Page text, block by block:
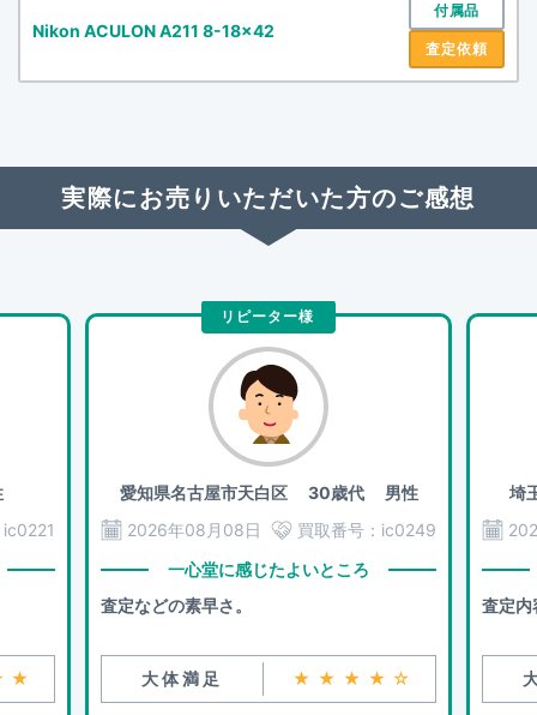
Nikon ACULON A211 8-18x42
付属品
査定依頼
実際にお売りいただいた方のご感想
ic0221
リピーター様
愛知県名古屋市天白区30歳代 男性
2026年08月08日
買取番号： ic0249
一心堂に感じたよいところ
査定などの素早さ。
大体満足 ★★★★☆
埼
査定内